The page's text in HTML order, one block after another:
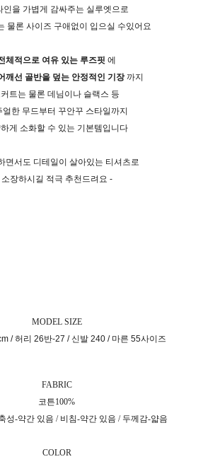
인을 가볍게 감싸주는 실루엣으로
물론 사이즈 구애없이 입으실 수있어요
체적으로 여유 있는 루즈핏 에
깨선 골반을 덮는 안정적인 기장까지
트는 물론 데님이나 슬랙스 등
얼한 무드부터 꾸안꾸 스타일까지
게 소화할 수 있는 기본템입니다
면서도 디테일이 살아있는 티셔츠로
소장하시길 적극 추천드려요 -
MODEL SIZE
/ 허리 26반-27 / 신발 240 / 마른 55사이즈
FABRIC
코튼100%
성-약간 있음 / 비침-약간 있음 / 두께감-얇음
COLOR